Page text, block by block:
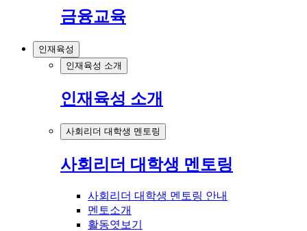
금융교육
인재육성
인재육성 소개
인재육성 소개
사회리더 대학생 멘토링
사회리더 대학생 멘토링
사회리더 대학생 멘토링 안내
멘토소개
활동엿보기